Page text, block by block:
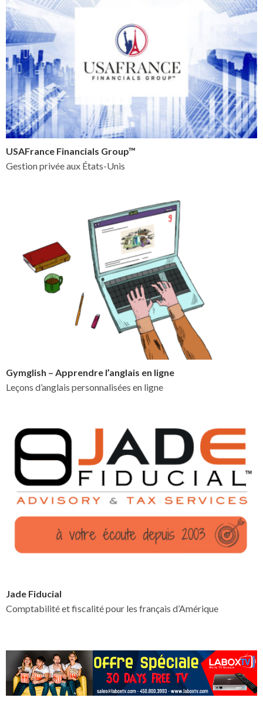
USAFrance Financials Group™
Gestion privée aux États-Unis
Gymglish – Apprendre l’anglais en ligne
Leçons d’anglais personnalisées en ligne
Jade Fiducial
Comptabilité et fiscalité pour les français d’Amérique